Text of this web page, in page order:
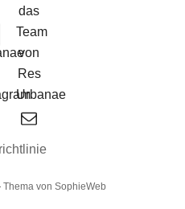
das
Team
von
Res
Urbanae
Thema von SophieWeb